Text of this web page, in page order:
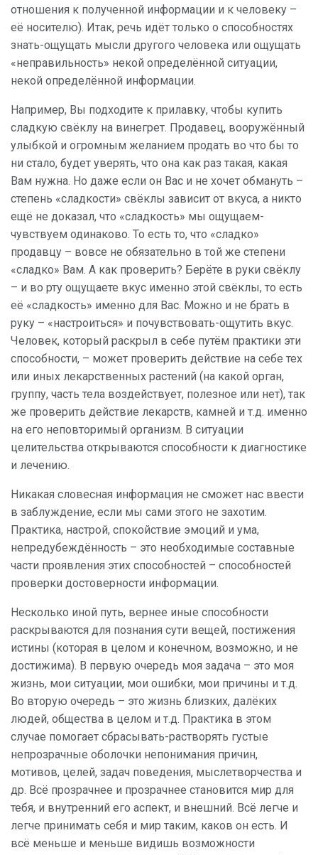
отношения к полученной информации и к человеку –
её носителю). Итак, речь идёт только о способностях
знать-ощущать мысли другого человека или ощущать
«неправильность» некой определённой ситуации,
некой определённой информации.
Например, Вы подходите к прилавку, чтобы купить
сладкую свёклу на винегрет. Продавец, вооружённый
улыбкой и огромным желанием продать во что бы то
ни стало, будет уверять, что она как раз такая, какая
Вам нужна. Но даже если он Вас и не хочет обмануть –
степень «сладкости» свёклы зависит от вкуса, а никто
ещё не доказал, что «сладкость» мы ощущаем-
чувствуем одинаково. То есть то, что «сладко»
продавцу – вовсе не обязательно в той же степени
«сладко» Вам. А как проверить? Берёте в руки свёклу
– и во рту ощущаете вкус именно этой свёклы, то есть
её «сладкость» именно для Вас. Можно и не брать в
руку – «настроиться» и почувствовать-ощутить вкус.
Человек, который раскрыл в себе путём практики эти
способности, – может проверить действие на себе тех
или иных лекарственных растений (на какой орган,
группу, часть тела воздействует, полезное или нет), так
же проверить действие лекарств, камней и т.д. именно
на его неповторимый организм. В ситуации
целительства открываются способности к диагностике
и лечению.
Никакая словесная информация не сможет нас ввести
в заблуждение, если мы сами этого не захотим.
Практика, настрой, спокойствие эмоций и ума,
непредубеждённость – это необходимые составные
части проявления этих способностей – способностей
проверки достоверности информации.
Несколько иной путь, вернее иные способности
раскрываются для познания сути вещей, постижения
истины (которая в целом и конечном, возможно, и не
достижима). В первую очередь моя задача – это моя
жизнь, мои ситуации, мои ошибки, мои причины и т.д.
Во вторую очередь – это жизнь близких, далёких
людей, общества в целом и т.д. Практика в этом
случае помогает сбрасывать-растворять густые
непрозрачные оболочки непонимания причин,
мотивов, целей, задач поведения, мыслетворчества и
др. Всё прозрачнее и прозрачнее становится мир для
тебя, и внутренний его аспект, и внешний. Всё легче и
легче принимать себя и мир таким, каков он есть. И
всё меньше и меньше видишь возможности